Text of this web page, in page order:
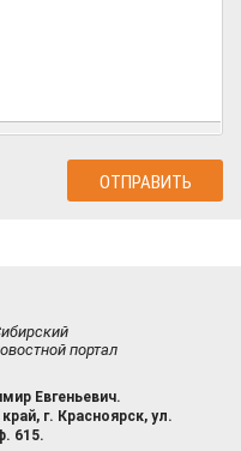
портал
Евгеньевич.
г. Красноярск, ул.
615.